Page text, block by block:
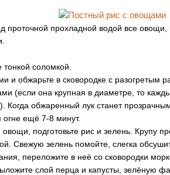
проточной прохладной водой все
соломкой.
и обжарьте в сковородке с разогретым
(если она крупная в диаметре, то
Когда обжаренный лук станет
ещё 7-8 минут.
подготовьте рис и зелень. Крупу
Свежую зелень помойте, слегка
переложите в неё со сковородки
слой перца и капусты, зелёную